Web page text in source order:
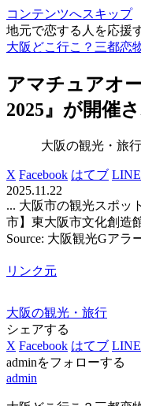
コンテンツへスキップ
地元で恋する人を応援
大阪どこ行こ？三都恋
アマチュアオ
2025』が開催
大阪の観光・旅行
X Facebook はてブ LINE
2025.11.22
... 大阪市の観光スポッ
市】東大阪市文化創造
Source: 大阪観光Gアラ
リンク元
大阪の観光・旅行
シェアする
X Facebook はてブ LINE
adminをフォローする
admin